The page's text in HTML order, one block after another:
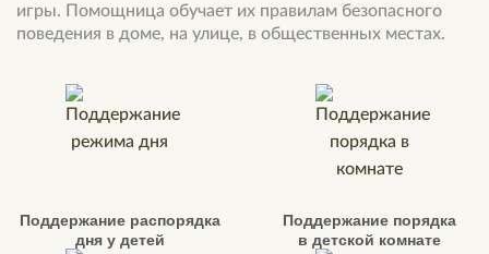
игры. Помощница обучает их правилам безопасного
поведения в доме, на улице, в общественных местах.
Поддержание распорядка
дня у детей
Поддержание порядка
в детской комнате